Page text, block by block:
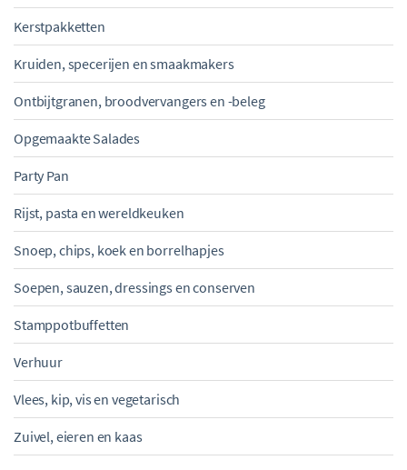
Kerstpakketten
Kruiden, specerijen en smaakmakers
Ontbijtgranen, broodvervangers en -beleg
Opgemaakte Salades
Party Pan
Rijst, pasta en wereldkeuken
Snoep, chips, koek en borrelhapjes
Soepen, sauzen, dressings en conserven
Stamppotbuffetten
Verhuur
Vlees, kip, vis en vegetarisch
Zuivel, eieren en kaas